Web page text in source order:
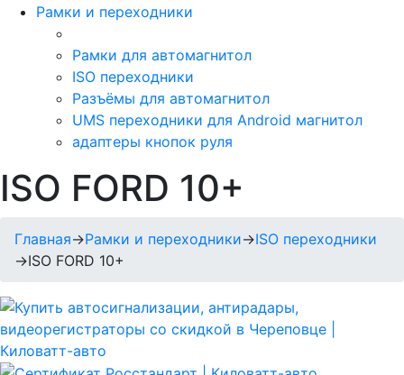
Рамки и переходники
Рамки для автомагнитол
ISO переходники
Разъёмы для автомагнитол
UMS переходники для Android магнитол
адаптеры кнопок руля
ISO FORD 10+
Главная→Рамки и переходники→ISO переходники
→ISO FORD 10+